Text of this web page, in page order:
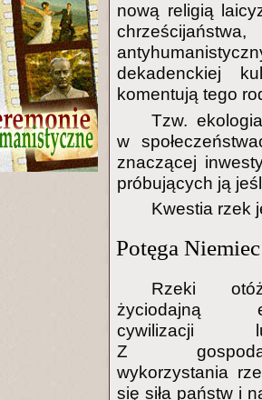
nową religią
dekadenckiej
komentują tego
Tzw.
w
znaczącej
próbujących ją
Kwestia rzek
Potęga
Rzeki
życiodajną
cywilizacji
Z
wykorzystania
się siła państw i